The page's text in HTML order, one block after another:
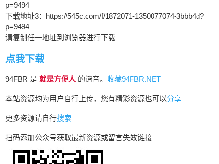
p=9494
下载地址3：https://545c.com/f/1872071-1350077074-3bbb4d?
p=9494
请复制任一地址到浏览器进行下载
点我下载
94FBR 是就是方便人 的谐音。 收藏94FBR.NET
本站资源均为用户自行上传，您有精彩资源也可以分享
更多资源请自行搜索
扫码添加公众号获取最新资源或留言失效链接